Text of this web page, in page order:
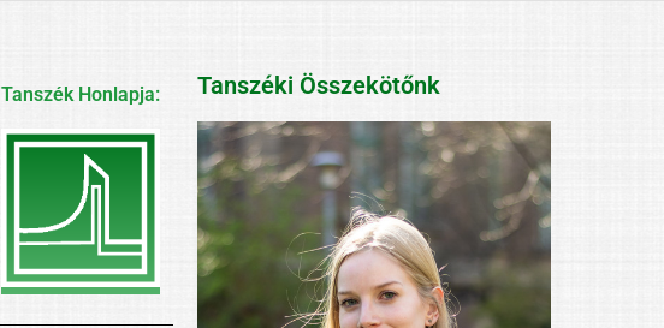
Tanszék Honlapja: Tanszéki Összekötőnk